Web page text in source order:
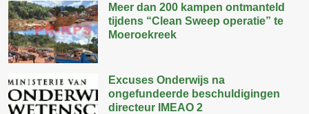
Meer dan 200 kampen ontmanteld
tijdens “Clean Sweep operatie” te
Moeroekreek
Excuses Onderwijs na
ongefundeerde beschuldigingen
directeur IMEAO 2